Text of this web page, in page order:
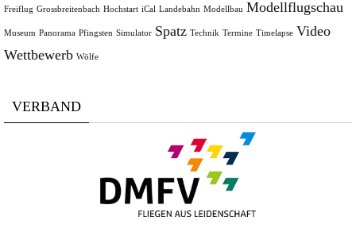
Freiflug Grossbreitenbach Hochstart iCal Landebahn Modellbau Modellflugschau
Museum Panorama Pfingsten Simulator Spatz Technik Termine Timelapse Video
Wettbewerb Wölfe
VERBAND